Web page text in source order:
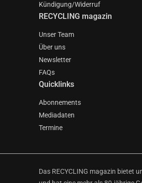
Kündigung/Widerruf
RECYCLING magazin
Unser Team
Über uns
Newsletter
FAQs
Quicklinks
Abonnements
Mediadaten
Termine
Das RECYCLING magazin bietet